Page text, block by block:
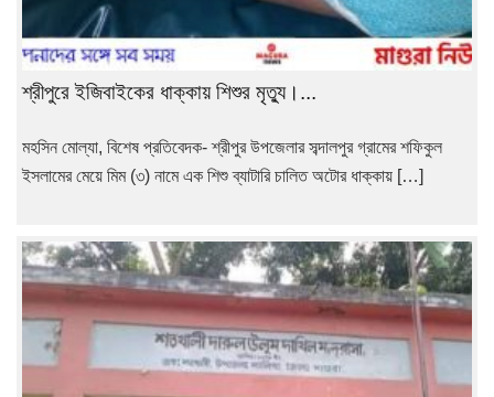
শ্রীপুরে ইজিবাইকের ধাক্কায় শিশুর মৃত্যু।...
মহসিন মোল্যা, বিশেষ প্রতিবেদক- শ্রীপুর উপজেলার সব্দালপুর গ্রামের শফিকুল
ইসলামের মেয়ে মিম (৩) নামে এক শিশু ব্যাটারি চালিত অটোর ধাক্কায় […]